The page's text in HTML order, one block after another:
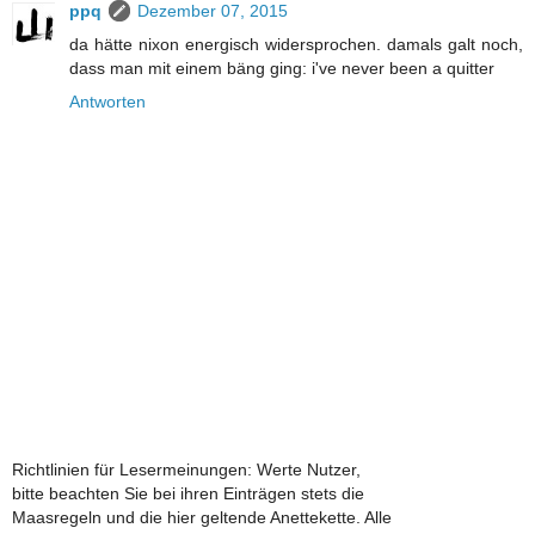
ppq
Dezember 07, 2015
da hätte nixon energisch widersprochen. damals galt noch,
dass man mit einem bäng ging: i've never been a quitter
Antworten
Richtlinien für Lesermeinungen: Werte Nutzer,
bitte beachten Sie bei ihren Einträgen stets die
Maasregeln und die hier geltende Anettekette. Alle